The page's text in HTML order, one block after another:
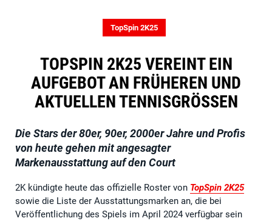
TopSpin 2K25
TOPSPIN 2K25 VEREINT EIN
AUFGEBOT AN FRÜHEREN UND
AKTUELLEN TENNISGRÖSSEN
Die Stars der 80er, 90er, 2000er Jahre und Profis
von heute gehen mit angesagter
Markenausstattung auf den Court
2K kündigte heute das offizielle Roster von TopSpin 2K25
sowie die Liste der Ausstattungsmarken an, die bei
Veröffentlichung des Spiels im April 2024 verfügbar sein